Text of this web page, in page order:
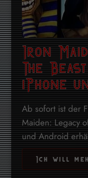
Iron
The
iPhone
Ab sofort ist der
Maiden: Legacy
und Android
Ich will